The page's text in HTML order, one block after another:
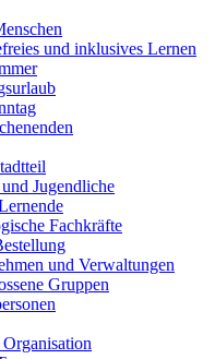
und inklusives Lernen
Jugendliche
Fachkräfte
und Verwaltungen
Gruppen